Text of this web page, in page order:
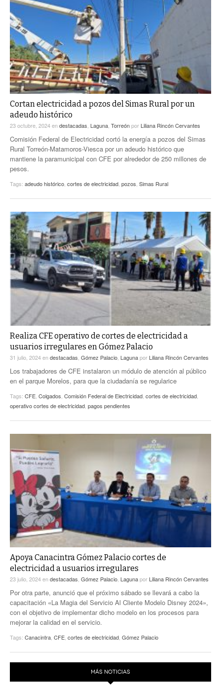
Cortan electricidad a pozos del Simas Rural por un
adeudo histórico
23 octubre, 2024endestacadas Laguna Torreónpor Liliana Rincón Cervantes
Comisión Federal de Electricidad cortó la energía a pozos del Simas
Rural Torreón-Matamoros-Viesca por un adeudo histórico que
mantiene la paramunicipal con CFE por alrededor de 250 millones de
pesos.
Tags: adeudo histórico cortes de electricidad pozos Simas Rural
Realiza CFE operativo de cortes de electricidad a
usuarios irregulares en Gómez Palacio
31 julio, 2024endestacadas Gómez Palacio Lagunapor Liliana Rincón Cervantes
Los trabajadores de CFE instalaron un módulo de atención al público
en el parque Morelos, para que la ciudadanía se regularice
Tags: CFE Colgados Comisión Federal de Electricidad cortes de electricidad
operativo cortes de electricidad pagos pendientes
Apoya Canacintra Gómez Palacio cortes de
electricidad a usuarios irregulares
23 julio, 2024endestacadas, Gómez Palacio, Lagunapor Liliana Rincón Cervantes
Por otra parte, anunció que el próximo sábado se llevará a cabo la
capacitación «La Magia del Servicio Al Cliente Modelo Disney 2024»,
con el objetivo de implementar dicho modelo en los procesos para
mejorar la calidad en el servicio.
Tags: Canacintra, CFE, cortes de electricidad, Gómez Palacio
MÁS NOTICIAS